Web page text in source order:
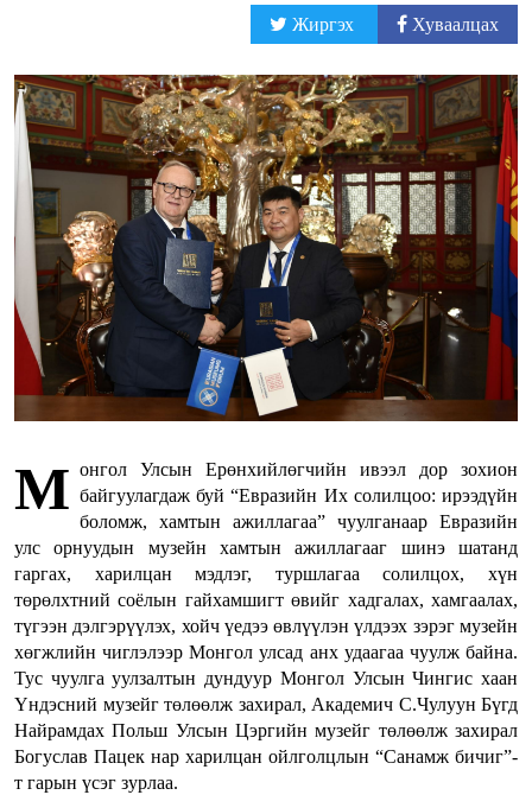
Жиргэх Хуваалцах
М онгол Улсын Ерөнхийлөгчийн ивээл дор зохион
байгуулагдаж буй “Евразийн Их солилцоо: ирээдүйн
боломж, хамтын ажиллагаа” чуулганаар Евразийн
улс орнуудын музейн хамтын ажиллагааг шинэ шатанд
гаргах, харилцан мэдлэг, туршлагаа солилцох, хүн
төрөлхтний соёлын гайхамшигт өвийг хадгалах, хамгаалах,
түгээн дэлгэрүүлэх, хойч үедээ өвлүүлэн үлдээх зэрэг музейн
хөгжлийн чиглэлээр Монгол улсад анх удаагаа чуулж байна.
Тус чуулга уулзалтын дундуур Монгол Улсын Чингис хаан
Үндэсний музейг төлөөлж захирал, Академич С.Чулуун Бүгд
Найрамдах Польш Улсын Цэргийн музейг төлөөлж захирал
Богуслав Пацек нар харилцан ойлголцлын “Санамж бичиг”-
т гарын үсэг зурлаа.